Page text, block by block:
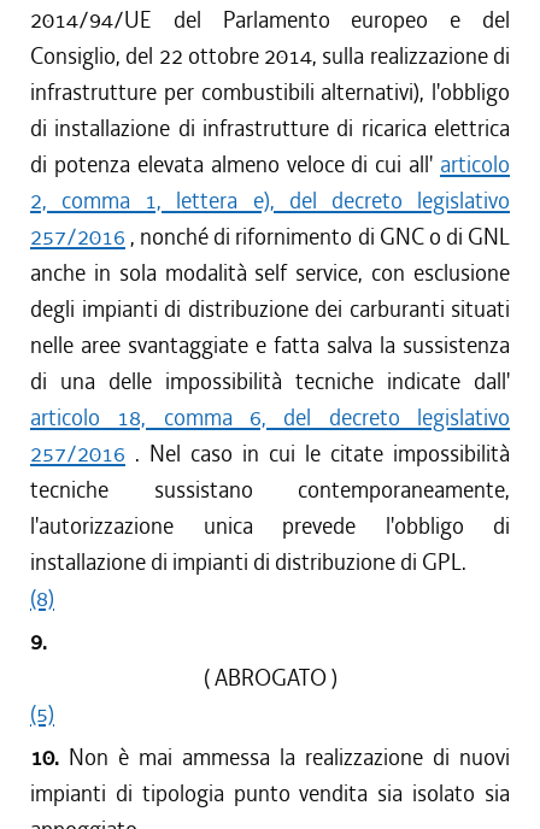
2014/94/UE del Parlamento europeo e del
Consiglio, del 22 ottobre 2014, sulla realizzazione di
infrastrutture per combustibili alternativi), l'obbligo
di installazione di infrastrutture di ricarica elettrica
di potenza elevata almeno veloce di cui all' articolo
2, comma 1, lettera e), del decreto legislativo
257/2016 , nonché di rifornimento di GNC o di GNL
anche in sola modalità self service, con esclusione
degli impianti di distribuzione dei carburanti situati
nelle aree svantaggiate e fatta salva la sussistenza
di una delle impossibilità tecniche indicate dall'
articolo 18, comma 6, del decreto legislativo
257/2016 . Nel caso in cui le citate impossibilità
tecniche sussistano contemporaneamente,
l'autorizzazione unica prevede l'obbligo di
installazione di impianti di distribuzione di GPL.
(8)
9.
( ABROGATO )
(5)
10. Non è mai ammessa la realizzazione di nuovi
impianti di tipologia punto vendita sia isolato sia